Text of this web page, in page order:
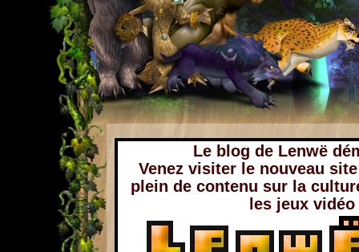
Le blog de Lenwë
Venez visiter le nouveau
plein de contenu sur la
les jeux vidéo